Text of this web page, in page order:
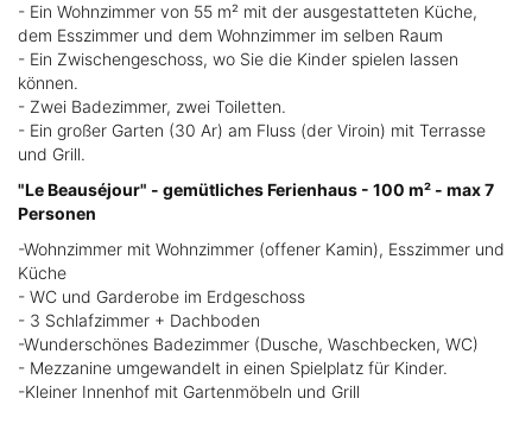
- Ein Wohnzimmer von 55 m² mit der ausgestatteten Küche,
dem Esszimmer und dem Wohnzimmer im selben Raum
- Ein Zwischengeschoss, wo Sie die Kinder spielen lassen
können.
- Zwei Badezimmer, zwei Toiletten.
- Ein großer Garten (30 Ar) am Fluss (der Viroin) mit Terrasse
und Grill.
"Le Beauséjour" - gemütliches Ferienhaus - 100 m² - max 7
Personen
-Wohnzimmer mit Wohnzimmer (offener Kamin), Esszimmer und
Küche
- WC und Garderobe im Erdgeschoss
- 3 Schlafzimmer + Dachboden
-Wunderschönes Badezimmer (Dusche, Waschbecken, WC)
- Mezzanine umgewandelt in einen Spielplatz für Kinder.
-Kleiner Innenhof mit Gartenmöbeln und Grill